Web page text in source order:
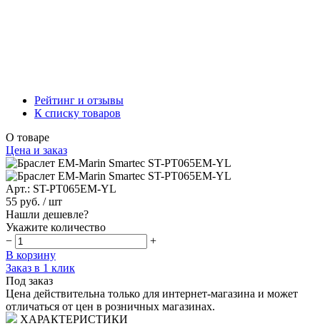
Рейтинг и отзывы
К списку товаров
О товаре
Цена и заказ
Арт.: ST-PT065EM-YL
55 руб. / шт
Нашли дешевле?
Укажите количество
−
+
В корзину
Заказ в 1 клик
Под заказ
Цена действительна только для интернет-магазина и может
отличаться от цен в розничных магазинах.
ХАРАКТЕРИСТИКИ